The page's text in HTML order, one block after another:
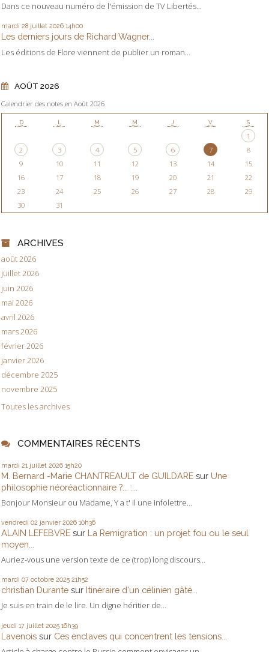
Dans ce nouveau numéro de l'émission de TV Libertés...
mardi 28 juillet 2026 14h00
Les derniers jours de Richard Wagner...
Les éditions de Flore viennent de publier un roman...
AOÛT 2026
Calendrier des notes en Août 2026
D L M M J V S
1
2
3 4 5 6 7
8
9
10 11 12 13 14
15
16
17 18 19 20 21
22
23
24 25 26 27 28
29
30
31
ARCHIVES
août 2026
juillet 2026
juin 2026
mai 2026
avril 2026
mars 2026
février 2026
janvier 2026
décembre 2025
novembre 2025
Toutes les archives
COMMENTAIRES RÉCENTS
mardi 21 juillet 2026 15h20
M. Bernard -Marie CHANTREAULT de GUILDARE sur Une
philosophie néoréactionnaire ?... :...
Bonjour Monsieur ou Madame, Y a t' il une infolettre...
vendredi 02 janvier 2026 10h36
ALAIN LEFEBVRE sur La Remigration : un projet fou ou le seul
moyen...
Auriez-vous une version texte de ce (trop) long discours...
mardi 07 octobre 2025 21h52
christian Durante sur Itinéraire d'un célinien gâté...
Je suis en train de le lire. Un digne héritier de...
jeudi 17 juillet 2025 16h39
Lavenois sur Ces enclaves qui concentrent les tensions...